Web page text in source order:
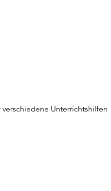
Unterrichtshilfen